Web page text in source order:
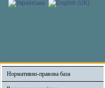
Нормативно-правова база